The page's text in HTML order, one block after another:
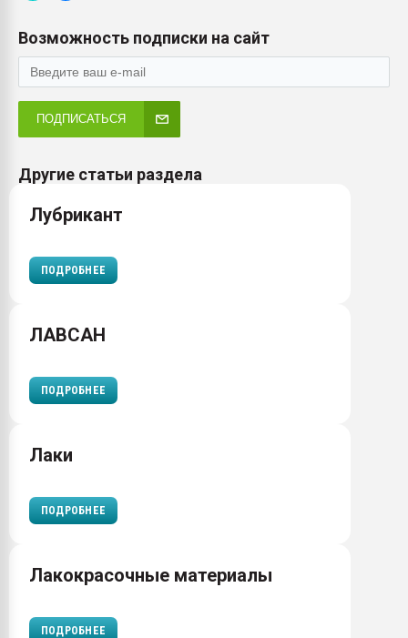
Возможность подписки на сайт
ПОДПИСАТЬСЯ
Другие статьи раздела
Лубрикант
ПОДРОБНЕЕ
ЛАВСАН
ПОДРОБНЕЕ
Лаки
ПОДРОБНЕЕ
Лакокрасочные материалы
ПОДРОБНЕЕ